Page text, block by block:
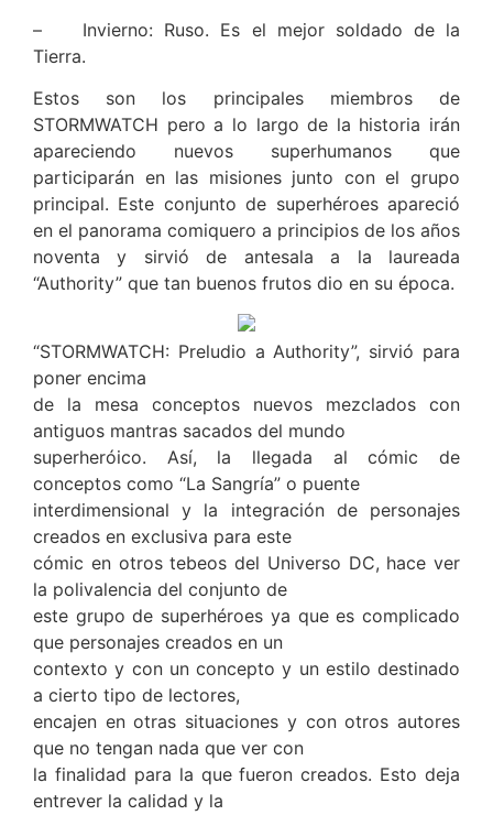
–
Invierno: Ruso. Es el mejor soldado de la
Tierra.
Estos son los principales miembros de
STORMWATCH pero a lo largo de la historia irán
apareciendo nuevos superhumanos que
participarán en las misiones junto con el grupo
principal. Este conjunto de superhéroes apareció
en el panorama comiquero a principios de los años
noventa y sirvió de antesala a la laureada
“Authority” que tan buenos frutos dio en su época.
“STORMWATCH: Preludio a Authority”, sirvió para
poner encima
de la mesa conceptos nuevos mezclados con
antiguos mantras sacados del mundo
superheróico. Así, la llegada al cómic de
conceptos como “La Sangría” o puente
interdimensional y la integración de personajes
creados en exclusiva para este
cómic en otros tebeos del Universo DC, hace ver
la polivalencia del conjunto de
este grupo de superhéroes ya que es complicado
que personajes creados en un
contexto y con un concepto y un estilo destinado
a cierto tipo de lectores,
encajen en otras situaciones y con otros autores
que no tengan nada que ver con
la finalidad para la que fueron creados. Esto deja
entrever la calidad y la